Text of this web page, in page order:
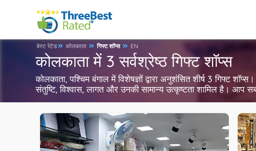
बेस्ट रेटेड कोलकाता गिफ्ट शॉप्स EN
कोलकाता में 3 सर्वश्रेष्ठ गिफ्ट शॉप्स
कोलकाता, पश्चिम बंगाल में विशेषज्ञों द्वारा अनुशंसित शीर्ष 3 गिफ्ट
संतुष्टि, विश्वास, लागत और उनकी सामान्य उत्कृष्टता शामिल है। आप